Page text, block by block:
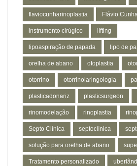
flaviocunharinoplastia Flávio
instrumento cirúgico lifting
lipoaspiração de papada lipo de
orelha de abano otoplastia
otorrino otorrinolaringologia
plasticadonariz plasticsurgeon
rinomodelação rinoplastia
Septo Clínica septoclínica
solução para orelha de abano
Tratamento personalizado